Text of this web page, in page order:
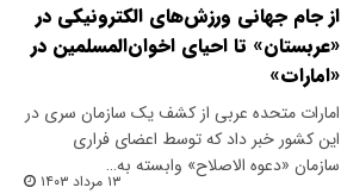
از جام جهانی ورزش‌های الکترونیکی در
«عربستان» تا احیای اخوان‌المسلمین در
«امارات»
امارات متحده عربی از کشف یک سازمان سری در
این کشور خبر داد که توسط اعضای فراری
سازمان «دعوه الاصلاح» وابسته به…
۱۳ مرداد ۱۴۰۳